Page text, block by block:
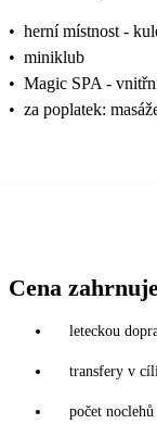
• herní místnost -
• miniklub
• Magic SPA -
• za poplatek:
Cena
leteckou
transfery v
počet